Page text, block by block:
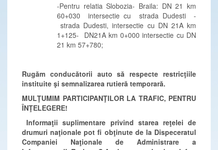
-Pentru relatia Slobozia- Braila: DN 21 km
60+030 intersectie cu strada Dudesti -
strada Dudesti, intersectie cu DN 21A km
1+125- DN21A km 0+000 intersectie cu DN
21 km 57+780;
Rugăm conducătorii auto să respecte restricţiile
instituite şi semnalizarea rutieră temporară.
MULŢUMIM PARTICIPANŢILOR LA TRAFIC, PENTRU
ÎNŢELEGERE!
Informaţii suplimentare privind starea reţelei de
drumuri naţionale pot fi obţinute de la Dispeceratul
Companiei Naţionale de Administrare a